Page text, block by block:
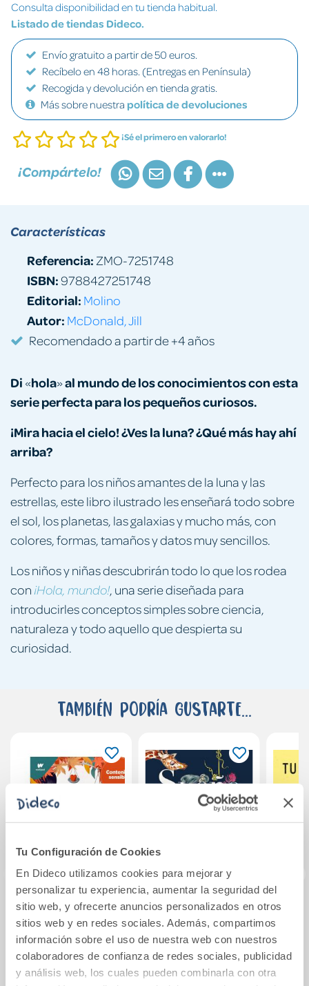
Tu Configuración de Cookies
En Dideco utilizamos cookies para mejorar y
personalizar tu experiencia, aumentar la seguridad del
sitio web, y ofrecerte anuncios personalizados en otros
sitios web y en redes sociales. Además, compartimos
información sobre el uso de nuestra web con nuestros
colaboradores de confianza de redes sociales, publicidad
y análisis web, los cuales pueden combinarla con otra
Consulta disponibilidad en tu tienda habitual.
Listado de tiendas Dideco.
Envío gratuito a partir de 50 euros.
Recíbelo en 48 horas. (Entregas en Península)
Recogida y devolución en tienda gratis.
Más sobre nuestra política de devoluciones
¡Sé el primero en valorarlo!
¡Compártelo!
Di «hola»al mundo de los conocimientos con esta
serie perfecta para los pequeños curiosos.
¡Mirahacia el cielo! ¿Ves la luna? ¿Qué más hay ahí
arriba?
Perfecto para los niños amantes de la luna y las
estrellas, este libro ilustrado les enseñará todo sobre
el sol, los planetas, las galaxias y mucho más, con
colores, formas, tamaños y datos muy sencillos.
Los niños y niñas descubrirán todo lo que los rodea
con ¡Hola, mundo!, una serie diseñada para
introducirles conceptos simples sobre ciencia,
naturaleza y todo aquello que despierta su
curiosidad.
Características
Referencia: ZMO-7251748
ISBN:9788427251748
Editorial: Molino
Autor: McDonald, Jill
Recomendado a partir de +4 años
También podría gustarte...
Boulevard: Libro 2
18,95€
Sueño animal
17,00€